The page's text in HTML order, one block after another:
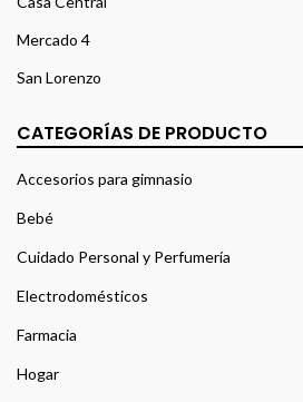
Mercado 4
San Lorenzo
CATEGORÍAS DE PRODUCTO
Accesorios para gimnasio
Bebé
Cuidado Personal y Perfumería
Electrodomésticos
Farmacia
Hogar